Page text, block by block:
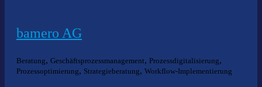
bamero AG
Beratung, Geschäftsprozessmanagement, Prozessdigitalisierung,
Prozessoptimierung, Strategieberatung, Workflow-Implementierung